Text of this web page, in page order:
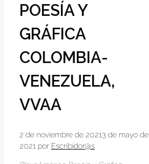
POESÍA Y
GRÁFICA
COLOMBIA-
VENEZUELA,
VVAA
2 de noviembre de 20213 de mayo de
2021 por Escribidor@s